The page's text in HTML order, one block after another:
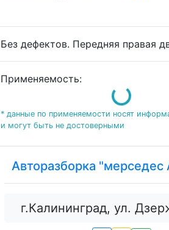
Без дефектов. Передняя правая
Применяемость:
Loading...
* данные по применяемости носят
и могут быть не достоверными
Авторазборка "мерседес
г.Калининград, ул.